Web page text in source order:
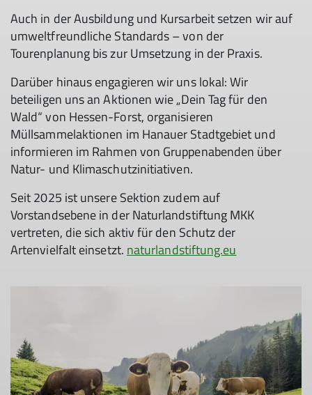
Auch in der Ausbildung und Kursarbeit setzen wir auf
umweltfreundliche Standards – von der
Tourenplanung bis zur Umsetzung in der Praxis.
Darüber hinaus engagieren wir uns lokal: Wir
beteiligen uns an Aktionen wie „Dein Tag für den
Wald“ von Hessen-Forst, organisieren
Müllsammelaktionen im Hanauer Stadtgebiet und
informieren im Rahmen von Gruppenabenden über
Natur- und Klimaschutzinitiativen.
Seit 2025 ist unsere Sektion zudem auf
Vorstandsebene in der Naturlandstiftung MKK
vertreten, die sich aktiv für den Schutz der
Artenvielfalt einsetzt. naturlandstiftung.eu